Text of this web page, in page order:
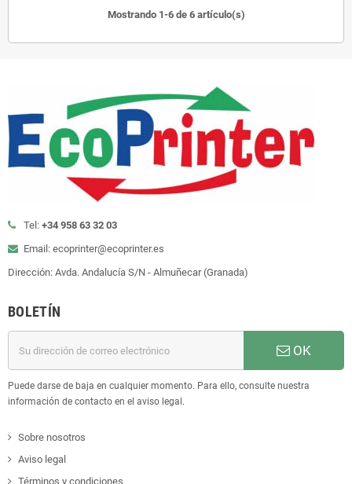
Mostrando 1-6 de 6 artículo(s)
Tel: +34 958 63 32 03
Email: ecoprinter@ecoprinter.es
Dirección: Avda. Andalucía S/N - Almuñecar (Granada)
BOLETÍN
OK
Puede darse de baja en cualquier momento. Para ello, consulte nuestra
información de contacto en el aviso legal.
Sobre nosotros
Aviso legal
Términos y condiciones